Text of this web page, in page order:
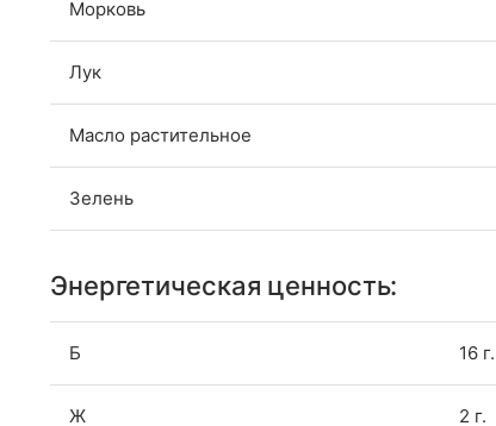
Морковь
Лук
Масло растительное
Зелень
Энергетическая ценность:
Б 16 г.
Ж 2 г.